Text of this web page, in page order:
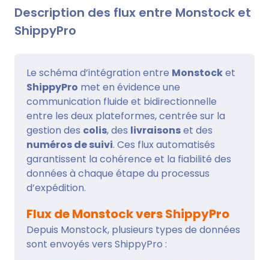
Description des flux entre Monstock et
ShippyPro
Le schéma d’intégration entre Monstocket
ShippyPro met en évidence une
communication fluide et bidirectionnelle
entre les deux plateformes, centrée sur la
gestion des colis, des livraisonset des
numéros de suivi. Ces flux automatisés
garantissent la cohérence et la fiabilité des
données à chaque étape du processus
d’expédition.
Flux de Monstock vers ShippyPro
Depuis Monstock, plusieurs types de données
sont envoyés vers ShippyPro :